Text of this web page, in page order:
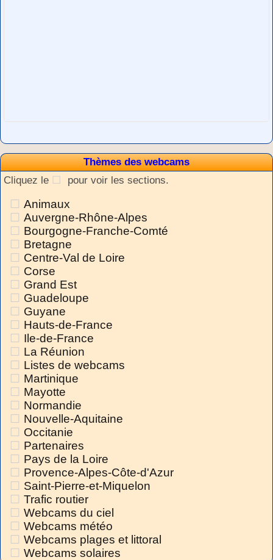
Thèmes des webcams
Cliquez le
pour voir les sections.
Animaux
Auvergne-Rhône-Alpes
Bourgogne-Franche-Comté
Bretagne
Centre-Val de Loire
Corse
Grand Est
Guadeloupe
Guyane
Hauts-de-France
Ile-de-France
La Réunion
Listes de webcams
Martinique
Mayotte
Normandie
Nouvelle-Aquitaine
Occitanie
Partenaires
Pays de la Loire
Provence-Alpes-Côte-d'Azur
Saint-Pierre-et-Miquelon
Trafic routier
Webcams du ciel
Webcams météo
Webcams plages et littoral
Webcams solaires